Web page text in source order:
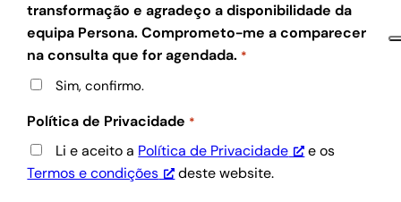
transformação e agradeço a disponibilidade da
equipa Persona. Comprometo-me a comparecer
na consulta que for agendada. *
Sim, confirmo.
Política de Privacidade *
Li e aceito a Política de Privacidade
e os
Termos e condições
deste website.